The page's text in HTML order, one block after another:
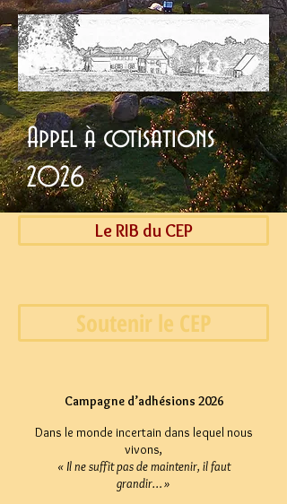
Appel à cotisations
2026
Le RIB du CEP
Soutenir le CEP
Campagne d’adhésions 2026
Dans le monde incertain dans lequel nous
vivons,
« Il ne suffit pas de maintenir, il faut
grandir… »